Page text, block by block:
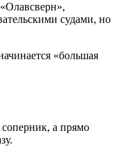
судами, но
«большая
а прямо